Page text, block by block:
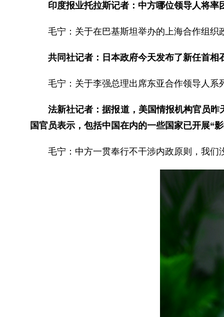
印度报业托拉斯记者：中方哪位领导人将
毛宁： 关于在巴基斯坦举办的上海合作组
共同社记者：日本政府今天发布了新任首
毛宁： 关于李强总理出席东亚合作领导人
法新社记者：据报道，美国情报机构官员
国官员表示，包括中国在内的一些国家已开展“
毛宁： 中方一贯奉行不干涉内政原则，我